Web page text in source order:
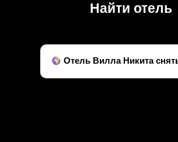
Найти отель
Отель Вилла Никита